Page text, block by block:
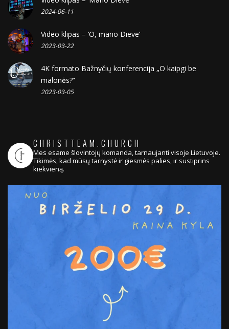
2024-06-11
Video klipas – ‘O, mano Dieve’
2023-03-22
4K formato Bažnyčių konferencija „O kaipgi be
malonės?”
2023-03-05
CHRISTTEAM.CHURCH
Mes esame šlovintojų komanda, tarnaujanti visoje Lietuvoje.
Tikimės, kad mūsų tarnystė ir giesmės palies, ir sustiprins
kiekvieną.